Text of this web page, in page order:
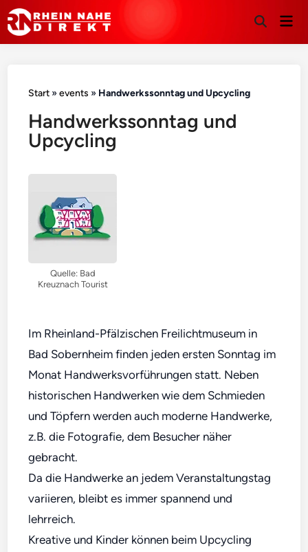
Suche
Start »events » Handwerkssonntag und Upcycling
Handwerkssonntag und
Upcycling
Quelle: Bad
Kreuznach Tourist
Im Rheinland-Pfälzischen Freilichtmuseum in
Bad Sobernheim finden jeden ersten Sonntag im
Monat Handwerksvorführungen statt. Neben
historischen Handwerken wie dem Schmieden
und Töpfern werden auch moderne Handwerke,
z.B. die Fotografie, dem Besucher näher
gebracht.
Da die Handwerke an jedem Veranstaltungstag
variieren, bleibt es immer spannend und
lehrreich.
Kreative und Kinder können beim Upcycling